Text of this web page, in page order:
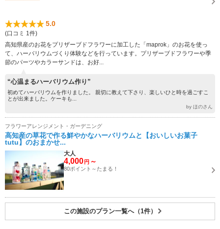
5.0
(口コミ 1件)
高知県産のお花をプリザーブドフラワーに加工した「maprok」のお花を使っ
て、ハーバリウムづくり体験などを行っています。プリザーブドフラワーや季
節のパーツやカラーサンドは、お好...
“心温まるハーバリウム作り”
初めてハーバリウムを作りました。 親切に教えて下さり、楽しいひと時を過ごすこ
とが出来ました。ケーキも...
by ほのさん
フラワーアレンジメント・ガーデニング
高知産の草花で作る鮮やかなハーバリウムと【おいしいお菓子
tutu】のおまかせ...
大人
4,000 円 ～
80ポイント～たまる！
この施設のプラン一覧へ（1件）